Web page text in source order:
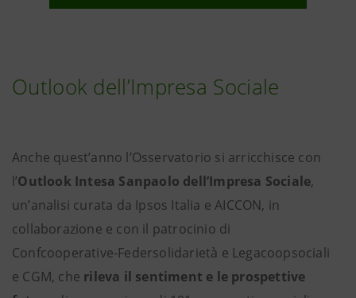
Outlook dell’Impresa Sociale
Anche quest’anno l’Osservatorio si arricchisce con
l’Outlook Intesa Sanpaolo dell’Impresa Sociale,
un’analisi curata da Ipsos Italia e AICCON, in
collaborazione e con il patrocinio di
Confcooperative-Federsolidarietà e Legacoopsociali
e CGM, che rileva il sentiment e le prospettive